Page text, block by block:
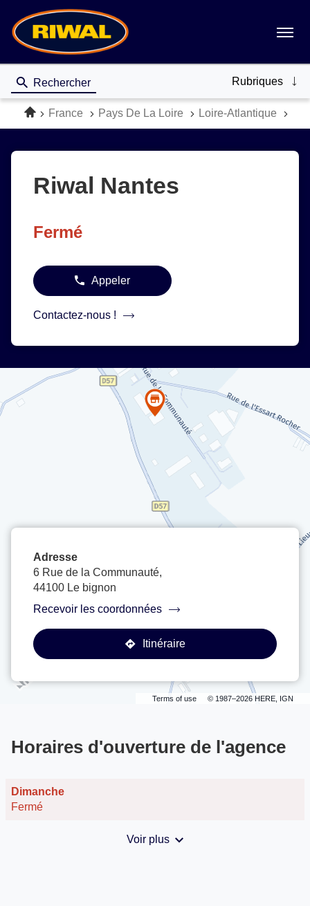
Menu
Rechercher Rubriques
AccueilFrance Pays De La Loire Loire-Atlantique
Riwal Nantes
Fermé
Appeler
Afficher
le
numéro
de
Riwal
Nantes
Contactez-nous !
l'agence
Adresse
6 Rue de la Communauté,
44100 Le bignon
Recevoir les coordonnées
de
l'agence
Riwal
Nantes
Itinéraire
jusqu'à
Riwal
Nantes
Terms of use © 1987–2026 HERE, IGN
Horaires d'ouverture de l'agence
Horaires
d'ouverture
Dimanche
Fermé
Voir plus
et